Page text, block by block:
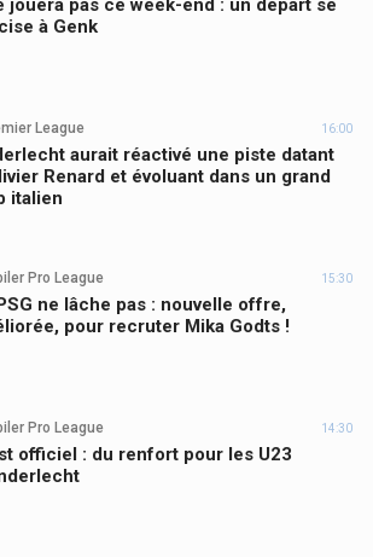
jouera pas ce week-end : un départ se
à Genk
League 16:00
aurait réactivé une piste datant
Renard et évoluant dans un grand
italien
Pro League 15:30
ne lâche pas : nouvelle offre,
pour recruter Mika Godts !
Pro League 14:30
officiel : du renfort pour les U23